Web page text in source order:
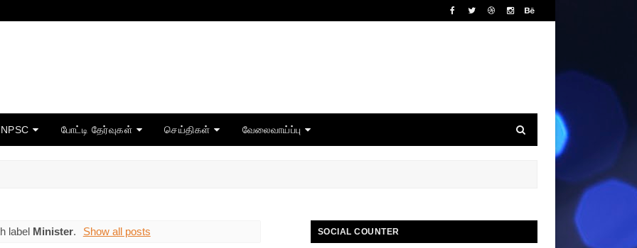
போட்டி தேர்வுகள் செய்திகள் வேலைவாய்ப்பு
label Minister. Show all posts SOCIAL COUNTER